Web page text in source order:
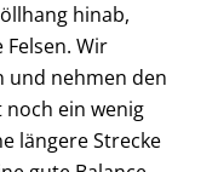
hinab,
Wir
und nehmen den
noch ein wenig
längere Strecke